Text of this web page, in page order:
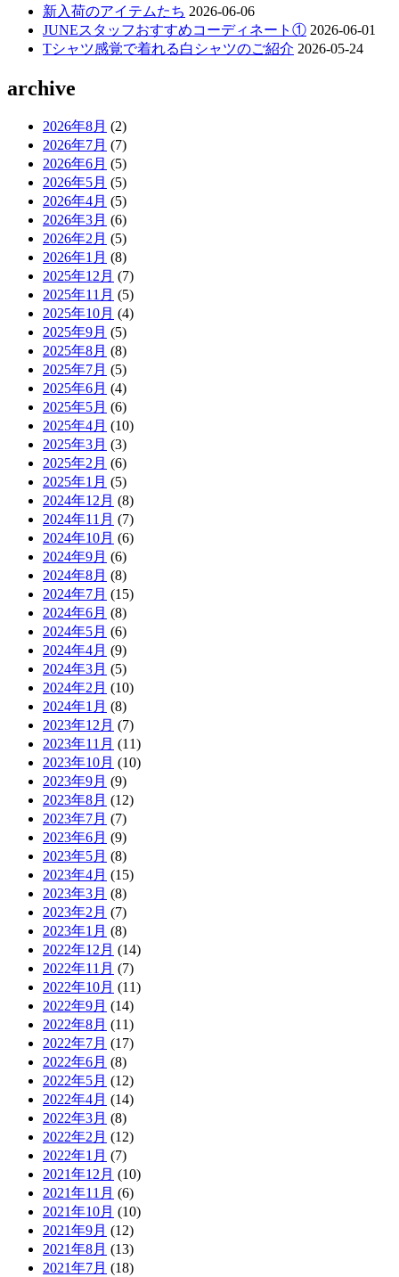
新入荷のアイテムたち 2026-06-06
JUNEスタッフおすすめコーディネート① 2026-06-01
Tシャツ感覚で着れる白シャツのご紹介 2026-05-24
archive
2026年8月 (2)
2026年7月 (7)
2026年6月 (5)
2026年5月 (5)
2026年4月 (5)
2026年3月 (6)
2026年2月 (5)
2026年1月 (8)
2025年12月 (7)
2025年11月 (5)
2025年10月 (4)
2025年9月 (5)
2025年8月 (8)
2025年7月 (5)
2025年6月 (4)
2025年5月 (6)
2025年4月 (10)
2025年3月 (3)
2025年2月 (6)
2025年1月 (5)
2024年12月 (8)
2024年11月 (7)
2024年10月 (6)
2024年9月 (6)
2024年8月 (8)
2024年7月 (15)
2024年6月 (8)
2024年5月 (6)
2024年4月 (9)
2024年3月 (5)
2024年2月 (10)
2024年1月 (8)
2023年12月 (7)
2023年11月 (11)
2023年10月 (10)
2023年9月 (9)
2023年8月 (12)
2023年7月 (7)
2023年6月 (9)
2023年5月 (8)
2023年4月 (15)
2023年3月 (8)
2023年2月 (7)
2023年1月 (8)
2022年12月 (14)
2022年11月 (7)
2022年10月 (11)
2022年9月 (14)
2022年8月 (11)
2022年7月 (17)
2022年6月 (8)
2022年5月 (12)
2022年4月 (14)
2022年3月 (8)
2022年2月 (12)
2022年1月 (7)
2021年12月 (10)
2021年11月 (6)
2021年10月 (10)
2021年9月 (12)
2021年8月 (13)
2021年7月 (18)